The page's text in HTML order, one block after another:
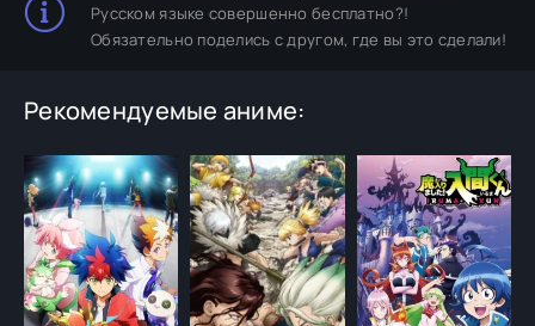
Русском языке совершенно бесплатно?!
Обязательно поделись с другом, где вы это сделали!
Рекомендуемые аниме: